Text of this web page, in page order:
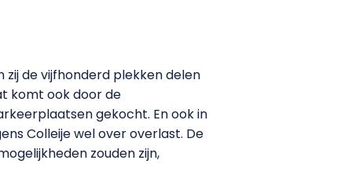
de vijfhonderd plekken delen
komt ook door de
gekocht. En ook in
Colleije wel over overlast. De
zouden zijn,